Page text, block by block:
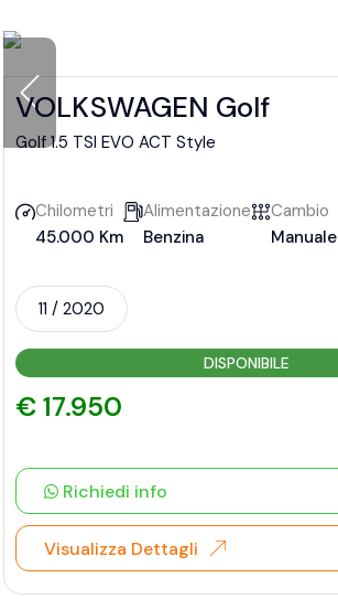
VOLKSWAGEN Golf
Golf 1.5 TSI EVO ACT Style
Chilometri
45.000 Km
Alimentazione
Benzina
Cambio
Manuale
11 / 2020
DISPONIBILE
€ 17.950
Richiedi info
Visualizza Dettagli